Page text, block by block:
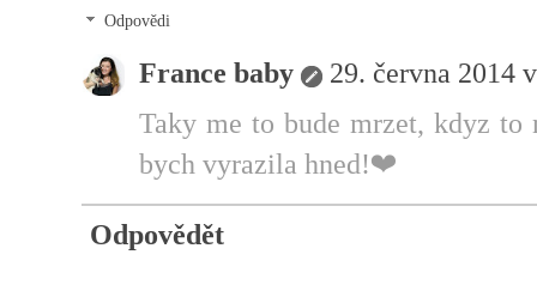
Odpovědi
France baby
29. června 2014
Taky me to bude mrzet, kdyz to
bych vyrazila hned!❤
Odpovědět